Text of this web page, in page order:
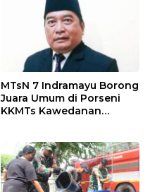
MTsN 7 Indramayu Borong
Juara Umum di Porseni
KKMTs Kawedanan